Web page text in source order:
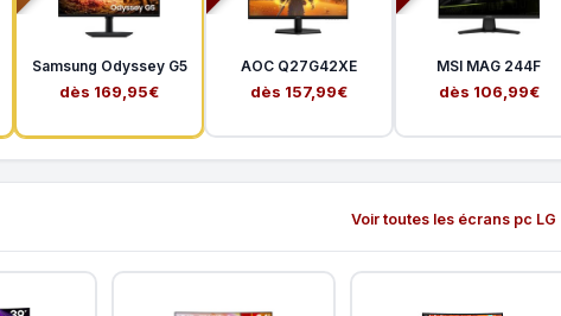
Samsung Odyssey G5
dès 169,95€
AOC Q27G42XE
dès 157,99€
MSI MAG 244F
dès 106,99€
Voir toutes les écrans pc